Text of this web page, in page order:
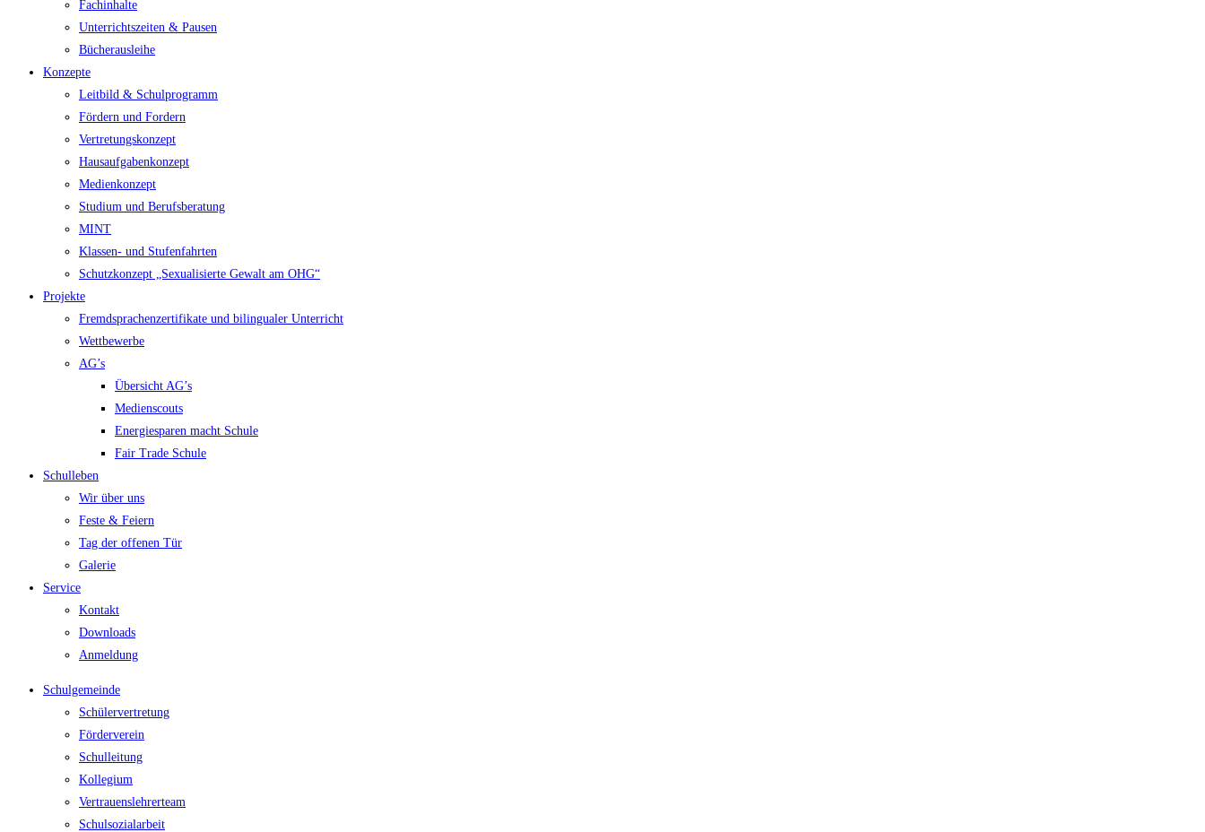
Fachinhalte
Unterrichtszeiten & Pausen
Bücherausleihe
Konzepte
Leitbild & Schulprogramm
Fördern und Fordern
Vertretungskonzept
Hausaufgabenkonzept
Medienkonzept
Studium und Berufsberatung
MINT
Klassen- und Stufenfahrten
Schutzkonzept „Sexualisierte Gewalt am OHG“
Projekte
Fremdsprachenzertifikate und bilingualer Unterricht
Wettbewerbe
AG’s
Übersicht AG’s
Medienscouts
Energiesparen macht Schule
Fair Trade Schule
Schulleben
Wir über uns
Feste & Feiern
Tag der offenen Tür
Galerie
Service
Kontakt
Downloads
Anmeldung
Schulgemeinde
Schülervertretung
Förderverein
Schulleitung
Kollegium
Vertrauenslehrerteam
Schulsozialarbeit